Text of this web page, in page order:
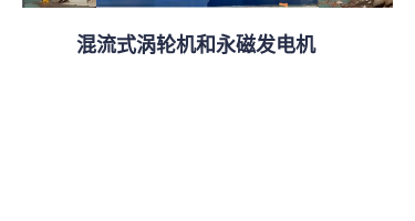
混流式涡轮机和永磁发电机